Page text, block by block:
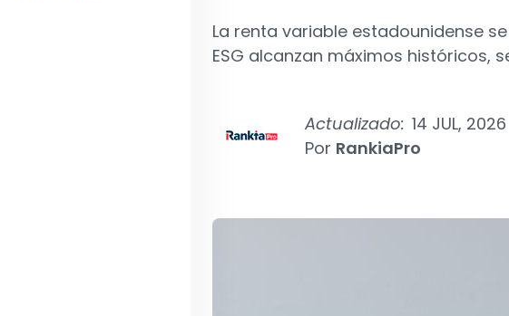
La renta variable estadounidense
ESG alcanzan máximos históricos,
Actualizado: 14 JUL, 2026
Por RankiaPro